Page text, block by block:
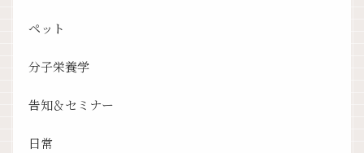
ペット
分子栄養学
告知＆セミナー
日常